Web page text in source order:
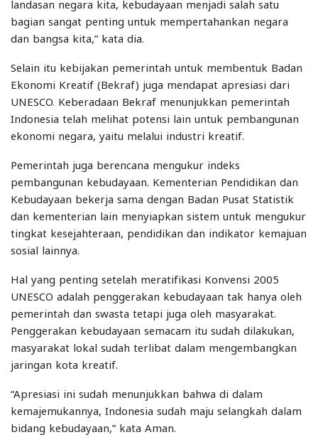
landasan negara kita, kebudayaan menjadi salah satu
bagian sangat penting untuk mempertahankan negara
dan bangsa kita,” kata dia.
Selain itu kebijakan pemerintah untuk membentuk Badan
Ekonomi Kreatif (Bekraf) juga mendapat apresiasi dari
UNESCO. Keberadaan Bekraf menunjukkan pemerintah
Indonesia telah melihat potensi lain untuk pembangunan
ekonomi negara, yaitu melalui industri kreatif.
Pemerintah juga berencana mengukur indeks
pembangunan kebudayaan. Kementerian Pendidikan dan
Kebudayaan bekerja sama dengan Badan Pusat Statistik
dan kementerian lain menyiapkan sistem untuk mengukur
tingkat kesejahteraan, pendidikan dan indikator kemajuan
sosial lainnya.
Hal yang penting setelah meratifikasi Konvensi 2005
UNESCO adalah penggerakan kebudayaan tak hanya oleh
pemerintah dan swasta tetapi juga oleh masyarakat.
Penggerakan kebudayaan semacam itu sudah dilakukan,
masyarakat lokal sudah terlibat dalam mengembangkan
jaringan kota kreatif.
“Apresiasi ini sudah menunjukkan bahwa di dalam
kemajemukannya, Indonesia sudah maju selangkah dalam
bidang kebudayaan,” kata Aman.